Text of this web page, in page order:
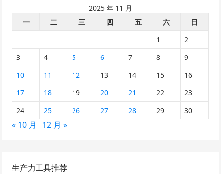
2025 年 11 月
一
二 三 四 五 六
日
1
2
3
4 5 6 7 8
9
10
11 12 13 14 15
16
17
18 19 20 21 22
23
24
25 26 27 28 29 30
« 10 月 12 月 »
生产力工具推荐